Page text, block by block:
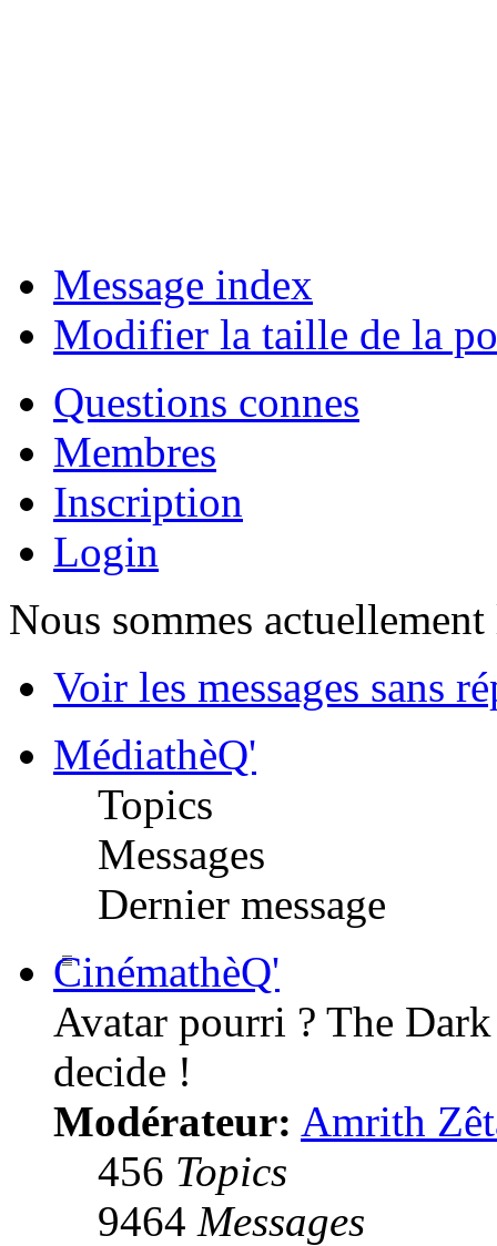
Message index
Modifier la taille de la
Questions connes
Membres
Inscription
Login
Nous sommes
Voir les messages sans
MédiathèQ'
Topics
Messages
Dernier message
CinémathèQ'
Avatar pourri ? The
decide !
Modérateur: Amrith
456 Topics
9464 Messages